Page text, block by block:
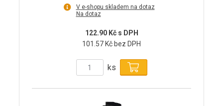
V e-shopu skladem na dotaz
Na dotaz
122.90 Kč s DPH
101.57 Kč bez DPH
ks